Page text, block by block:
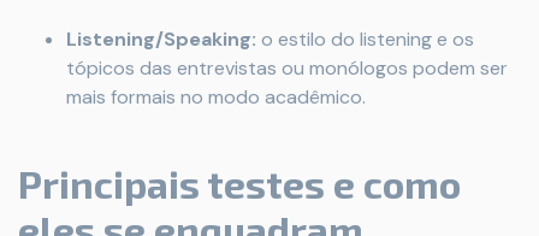
Listening/Speaking: o estilo do listening e os
tópicos das entrevistas ou monólogos podem ser
mais formais no modo acadêmico.
Principais testes e como